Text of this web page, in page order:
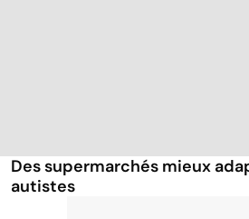
Des supermarchés mieux
autistes